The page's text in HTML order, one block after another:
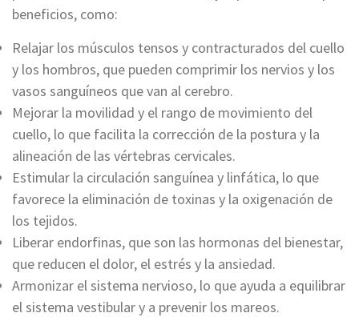
beneficios, como:
Relajar los músculos tensos y contracturados del cuello
y los hombros, que pueden comprimir los nervios y los
vasos sanguíneos que van al cerebro.
Mejorar la movilidad y el rango de movimiento del
cuello, lo que facilita la corrección de la postura y la
alineación de las vértebras cervicales.
Estimular la circulación sanguínea y linfática, lo que
favorece la eliminación de toxinas y la oxigenación de
los tejidos.
Liberar endorfinas, que son las hormonas del bienestar,
que reducen el dolor, el estrés y la ansiedad.
Armonizar el sistema nervioso, lo que ayuda a equilibrar
el sistema vestibular y a prevenir los mareos.